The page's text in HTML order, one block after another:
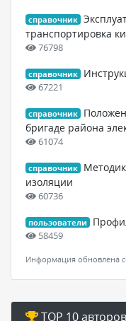
справочник
транспортировка
76798
справочник
67221
справочник
бригаде района
61074
справочник
изоляции
60736
пользователи
58459
Информация обновлена
TOP 10